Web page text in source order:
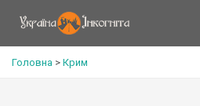
Головна > Крим